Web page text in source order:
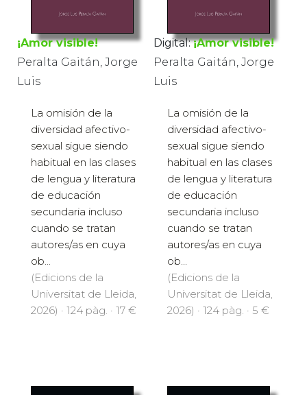
¡Amor visible!
Peralta Gaitán, Jorge
Luis
La omisión de la
diversidad afectivo-
sexual sigue siendo
habitual en las clases
de lengua y literatura
de educación
secundaria incluso
cuando se tratan
autores/as en cuya
ob...
(Edicions de la
Universitat de Lleida,
2026) · 124 pàg. · 17 €
Digital: ¡Amor visible!
Peralta Gaitán, Jorge
Luis
La omisión de la
diversidad afectivo-
sexual sigue siendo
habitual en las clases
de lengua y literatura
de educación
secundaria incluso
cuando se tratan
autores/as en cuya
ob...
(Edicions de la
Universitat de Lleida,
2026) · 124 pàg. · 5 €